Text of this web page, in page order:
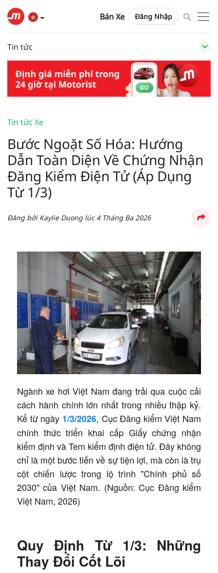
Bán Xe Đăng Nhập
Tin tức
Tin tức Xe
Bước Ngoặt Số Hóa: Hướng
Dẫn Toàn Diện Về Chứng Nhận
Đăng Kiểm Điện Tử (Áp Dụng
Từ 1/3)
Đăng bởi Kaylie Duong lúc 4 Tháng Ba 2026
Ngành xe hơi Việt Nam đang trải qua cuộc cải
cách hành chính lớn nhất trong nhiều thập kỷ.
Kể từ ngày 1/3/2026, Cục Đăng kiểm Việt Nam
chính thức triển khai cấp Giấy chứng nhận
kiểm định và Tem kiểm định điện tử. Đây không
chỉ là một bước tiến về sự tiện lợi, mà còn là trụ
cột chiến lược trong lộ trình "Chính phủ số
2030" của Việt Nam. (Nguồn: Cục Đăng kiểm
Việt Nam, 2026)
Quy Định Từ 1/3: Những
Thay Đổi Cốt Lõi